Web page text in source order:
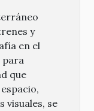
y
en el
para
que
visuales, se